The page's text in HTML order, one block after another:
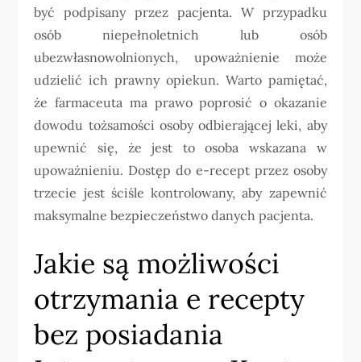
być podpisany przez pacjenta. W przypadku
osób niepełnoletnich lub osób
ubezwłasnowolnionych, upoważnienie może
udzielić ich prawny opiekun. Warto pamiętać,
że farmaceuta ma prawo poprosić o okazanie
dowodu tożsamości osoby odbierającej leki, aby
upewnić się, że jest to osoba wskazana w
upoważnieniu. Dostęp do e-recept przez osoby
trzecie jest ściśle kontrolowany, aby zapewnić
maksymalne bezpieczeństwo danych pacjenta.
Jakie są możliwości
otrzymania e recepty
bez posiadania